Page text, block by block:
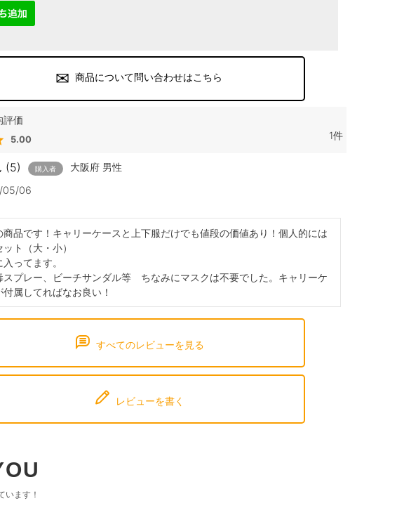
商品について問い合わせはこちら
5.00 1
5 購入者 大阪府 男性
05/06
商品です！キャリーケースと上下服だけでも値段の価値あり！個人的には
ト（大・小）
ってます。
スプレー、ビーチサンダル等　ちなみにマスクは不要でした。キャリーケ
属してればなお良い！
すべてのレビューを見る
レビューを書く
います！